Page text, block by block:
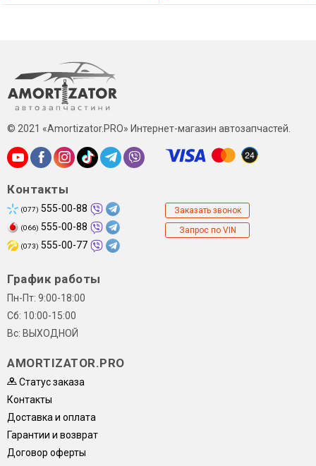
© 2021 «Amortizator.PRO» Интернет-магазин автозапчастей.
Контакты
(077) 555-00-88
(066) 555-00-88
(073) 555-00-77
Заказать звонок
Запрос по VIN
График работы
Пн-Пт: 9:00-18:00
Сб: 10:00-15:00
Вс: ВЫХОДНОЙ
AMORTIZATOR.PRO
Статус заказа
Контакты
Доставка и оплата
Гарантии и возврат
Договор оферты